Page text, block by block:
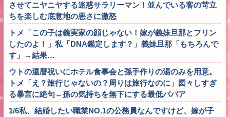
させてニヤニヤする迷惑サラリーマン！並んでいる客の苛立
ちを楽しむ底意地の悪さに激怒
トメ「この子は義実家の顔じゃない！嫁が義妹旦那とフリン
したのよ！」私「DNA鑑定します？」義妹旦那「もちろんで
す」→結果…
ウトの還暦祝いにホテル食事会と孫手作りの湯のみを用意。
トメ「え？旅行じゃないの？周りは旅行なのに」図々しすぎ
る暴言に絶句←孫の気持ちを無下にする最低ババア
1/6私、結婚したい職業NO.1の公務員なんですけど、嫁が子